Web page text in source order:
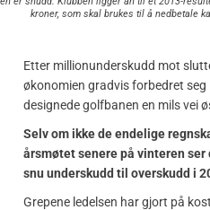
kroner, som skal brukes til å nedbetale
Etter millionunderskudd mot
økonomien gradvis forbedret seg
designede golfbanen en mils vei
Selv om ikke de endelige
årsmøtet senere på vinteren
snu underskudd til overskudd i
Grepene ledelsen har gjort på